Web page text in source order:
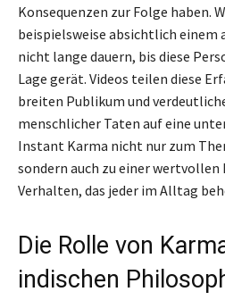
Konsequenzen zur Folge haben.
beispielsweise absichtlich einem
nicht lange dauern, bis diese
Lage gerät. Videos teilen diese
breiten Publikum und
menschlicher Taten auf eine
Instant Karma nicht nur zum
sondern auch zu einer
Verhalten, das jeder im Alltag
Die Rolle von
indischen